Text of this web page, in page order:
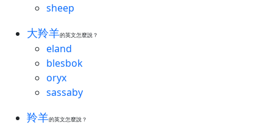
sheep
大羚羊的英文怎麼說？
eland
blesbok
oryx
sassaby
羚羊的英文怎麼說？